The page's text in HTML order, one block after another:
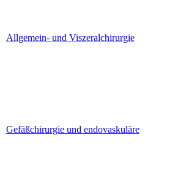
Allgemein- und Viszeralchirurgie
Gefäßchirurgie und endovaskuläre